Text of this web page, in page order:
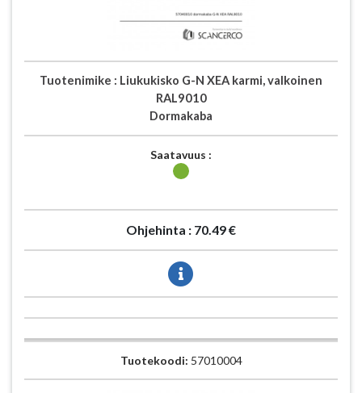
Tuotenimike : Liukukisko G-N XEA karmi, valkoinen
RAL9010
Dormakaba
Saatavuus :
Ohjehinta : 70.49 €
Tuotekoodi: 57010004